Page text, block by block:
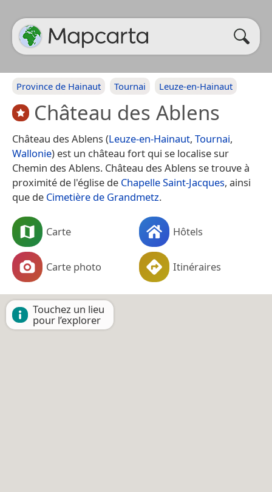
Province de Hainaut Tournai Leuze-en-Hainaut
Château des Ablens
Château des Ablens (Leuze-en-Hainaut, Tournai,
Wallonie) est un château fort qui se localise sur
Chemin des Ablens. Château des Ablens se trouve à
proximité de l'église de Chapelle Saint-Jacques, ainsi
que de Cimetière de Grandmetz.
Carte Hôtels
Carte photo Itinéraires
Touchez un lieu
pour l’explorer